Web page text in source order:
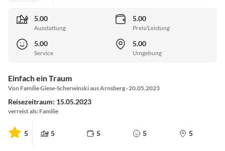
5.00
Ausstattung
5.00
Preis/Leistung
5.00
Service
5.00
Umgebung
Einfach ein Traum
Von Familie Giese-Scherwinski aus Arnsberg · 20.05.2023
Reisezeitraum: 15.05.2023
verreist als: Familie
5 5 5 5 5